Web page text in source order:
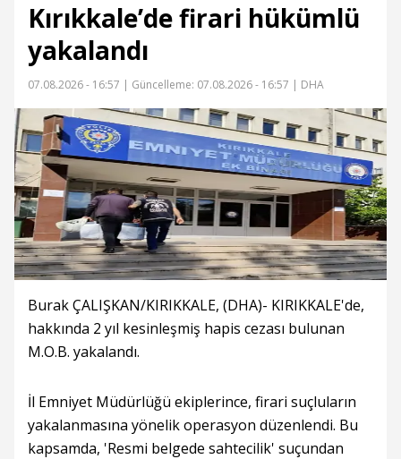
Kırıkkale’de firari hükümlü
yakalandı
07.08.2026 - 16:57 | Güncelleme: 07.08.2026 - 16:57 | DHA
Burak ÇALIŞKAN/KIRIKKALE, (DHA)- KIRIKKALE'de,
hakkında 2 yıl kesinleşmiş hapis cezası bulunan
M.O.B. yakalandı.
İl Emniyet Müdürlüğü ekiplerince, firari suçluların
yakalanmasına yönelik operasyon düzenlendi. Bu
kapsamda, 'Resmi belgede sahtecilik' suçundan